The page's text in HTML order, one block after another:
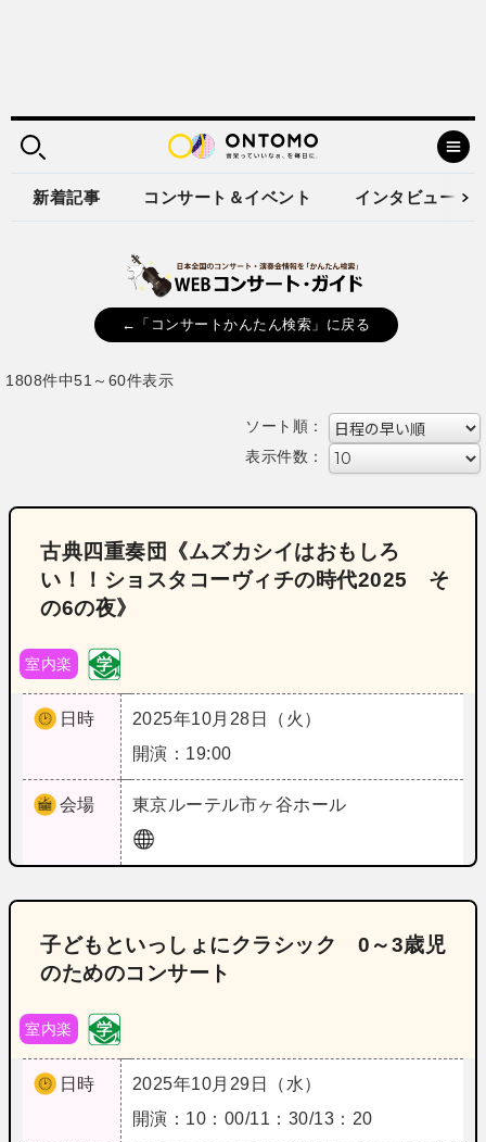
新着記事 コンサート＆イベント インタビュー
←「コンサートかんたん検索」に戻る
1808件中51～60件表示
ソート順：
表示件数：
古典四重奏団《ムズカシイはおもしろ
い！！ショスタコーヴィチの時代2025 そ
の6の夜》
室内楽
日時
2025年10月28日（火）
開演：19:00
会場 東京ルーテル市ヶ谷ホール
子どもといっしょにクラシック 0～3歳児
のためのコンサート
室内楽
日時
2025年10月29日（水）
開演：10：00/11：30/13：20